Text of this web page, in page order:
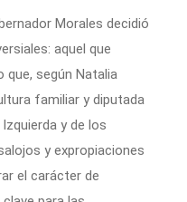
Morales decidió
aquel que
según Natalia
familiar y diputada
y de los
y expropiaciones
el carácter de